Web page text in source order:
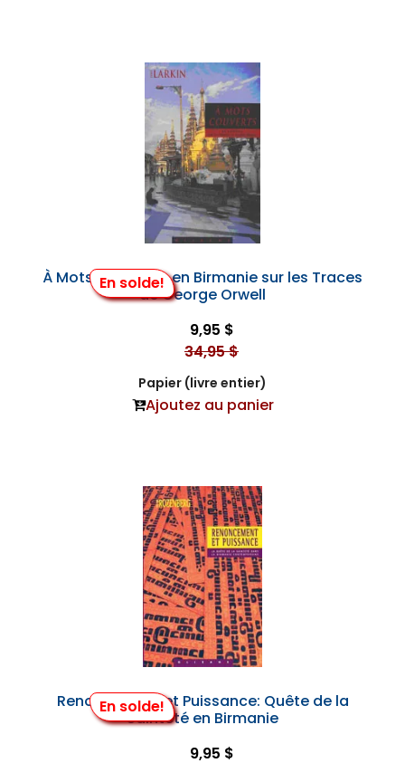
En solde!
À Mots Couverts: en Birmanie sur les Traces
de George Orwell
9,95 $
34,95 $
Papier (livre entier)
Ajoutez au panier
En solde!
Renoncement et Puissance: Quête de la
Sainteté en Birmanie
9,95 $